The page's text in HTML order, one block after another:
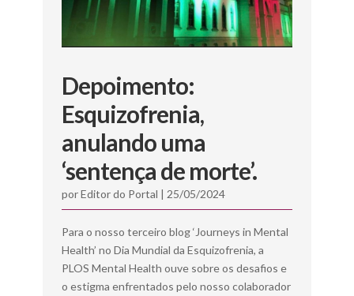
Depoimento:
Esquizofrenia,
anulando uma
‘sentença de morte’.
porEditor do Portal | 25/05/2024
Para o nosso terceiro blog ‘Journeys in Mental
Health’ no Dia Mundial da Esquizofrenia, a
PLOS Mental Health ouve sobre os desafios e
o estigma enfrentados pelo nosso colaborador